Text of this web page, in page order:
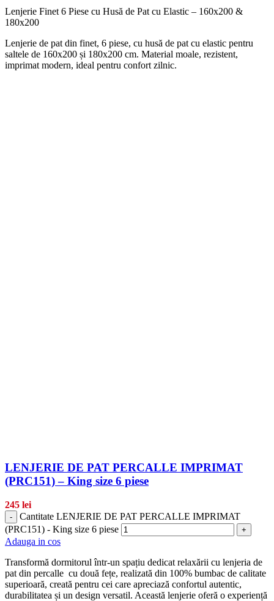
Lenjerie Finet 6 Piese cu Husă de Pat cu Elastic – 160x200 &
180x200
Lenjerie de pat din finet, 6 piese, cu husă de pat cu elastic pentru
saltele de 160x200 și 180x200 cm. Material moale, rezistent,
imprimat modern, ideal pentru confort zilnic.
LENJERIE DE PAT PERCALLE IMPRIMAT
(PRC151) – King size 6 piese
245 lei
-
Cantitate LENJERIE DE PAT PERCALLE IMPRIMAT
(PRC151) - King size 6 piese
+
Adauga in cos
Transformă dormitorul într-un spațiu dedicat relaxării cu lenjeria de
pat din percalle cu două fețe, realizată din 100% bumbac de calitate
superioară, creată pentru cei care apreciază confortul autentic,
durabilitatea și un design versatil. Această lenjerie oferă o experiență